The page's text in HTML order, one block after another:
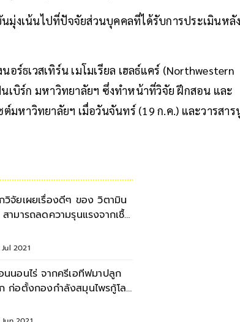
มุ่งเน้นไปที่ปัจจัยส่วนบุคคลที่ได้รับการประเมินหลัง
ร์ธเวสเทิร์น เมโมเรียล เฮลธ์แคร์ (Northwestern
เบิร์ก มหาวิทยาลัยฯ ซึ่งทำหน้าที่วิจัย ฝึกสอน และ
หาวิทยาลัยฯ เมื่อวันจันทร์ (19 ก.ค.) และวารสาร
วิจัยเผยเรื่องดีๆ ของ วิตามิน
ามารถลดความรุนแรงจากเชื้อ
Jul 2021
นนอนไร่ จากครีเอทีฟมาปลูก
ก่อตั้งกองกำลังสมุนไพรกู้โลก